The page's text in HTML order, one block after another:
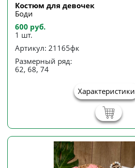
Костюм для девочек
Боди
600 руб.
1 шт.
Артикул: 21165фк
Размерный ряд:
62, 68, 74
Характеристики